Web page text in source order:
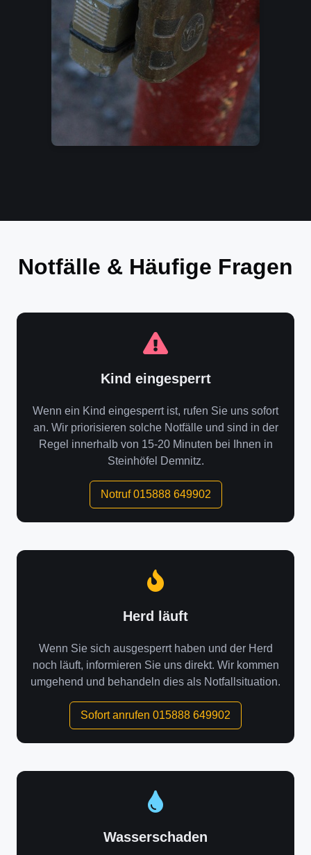
Notfälle & Häufige Fragen
Kind eingesperrt
Wenn ein Kind eingesperrt ist, rufen Sie uns sofort
an. Wir priorisieren solche Notfälle und sind in der
Regel innerhalb von 15-20 Minuten bei Ihnen in
Steinhöfel Demnitz.
Notruf 015888 649902
Herd läuft
Wenn Sie sich ausgesperrt haben und der Herd
noch läuft, informieren Sie uns direkt. Wir kommen
umgehend und behandeln dies als Notfallsituation.
Sofort anrufen 015888 649902
Wasserschaden